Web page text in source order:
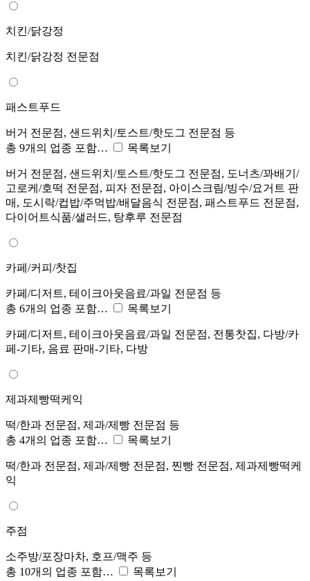
치킨/닭강정
치킨/닭강정 전문점
패스트푸드
버거 전문점, 샌드위치/토스트/핫도그 전문점 등
총 9개의 업종 포함…
목록보기
버거 전문점, 샌드위치/토스트/핫도그 전문점, 도너츠/꽈배기/
고로케/호떡 전문점, 피자 전문점, 아이스크림/빙수/요거트 판
매, 도시락/컵밥/주먹밥/배달음식 전문점, 패스트푸드 전문점,
다이어트식품/샐러드, 탕후루 전문점
카페/커피/찻집
카페/디저트, 테이크아웃음료/과일 전문점 등
총 6개의 업종 포함…
목록보기
카페/디저트, 테이크아웃음료/과일 전문점, 전통찻집, 다방/카
페-기타, 음료 판매-기타, 다방
제과제빵떡케익
떡/한과 전문점, 제과/제빵 전문점 등
총 4개의 업종 포함…
목록보기
떡/한과 전문점, 제과/제빵 전문점, 찐빵 전문점, 제과제빵떡케
익
주점
소주방/포장마차, 호프/맥주 등
총 10개의 업종 포함…
목록보기